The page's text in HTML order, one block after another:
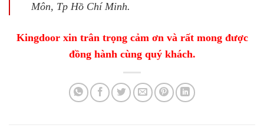
Môn, Tp Hồ Chí Minh.
Kingdoor xin trân trọng cảm ơn và rất mong được
đồng hành cùng quý khách.